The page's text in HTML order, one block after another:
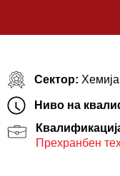
Сектор: Хемија
Ниво на
Прехранбен